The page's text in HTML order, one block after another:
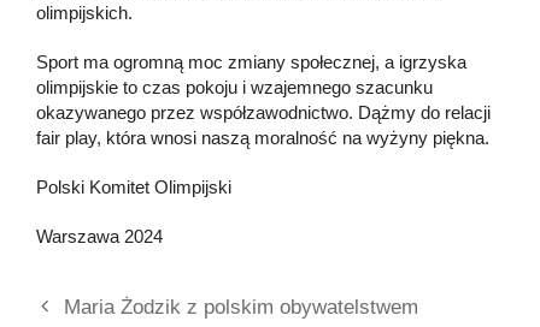
olimpijskich.
Sport ma ogromną moc zmiany społecznej, a igrzyska
olimpijskie to czas pokoju i wzajemnego szacunku
okazywanego przez współzawodnictwo. Dążmy do relacji
fair play, która wnosi naszą moralność na wyżyny piękna.
Polski Komitet Olimpijski
Warszawa 2024
Maria Żodzik z polskim obywatelstwem